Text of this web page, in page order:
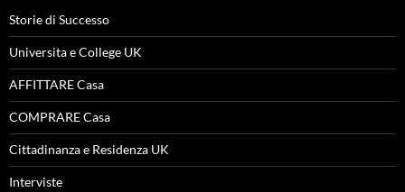
Storie di Successo
Universita e College UK
AFFITTARE Casa
COMPRARE Casa
Cittadinanza e Residenza UK
Interviste